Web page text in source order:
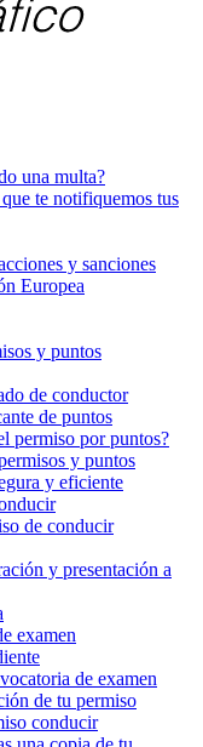
una multa?
te notifiquemos tus
y sanciones
Europea
y puntos
de conductor
de puntos
permiso por puntos?
y puntos
y eficiente
de conducir
y presentación a
examen
de examen
de tu permiso
conducir